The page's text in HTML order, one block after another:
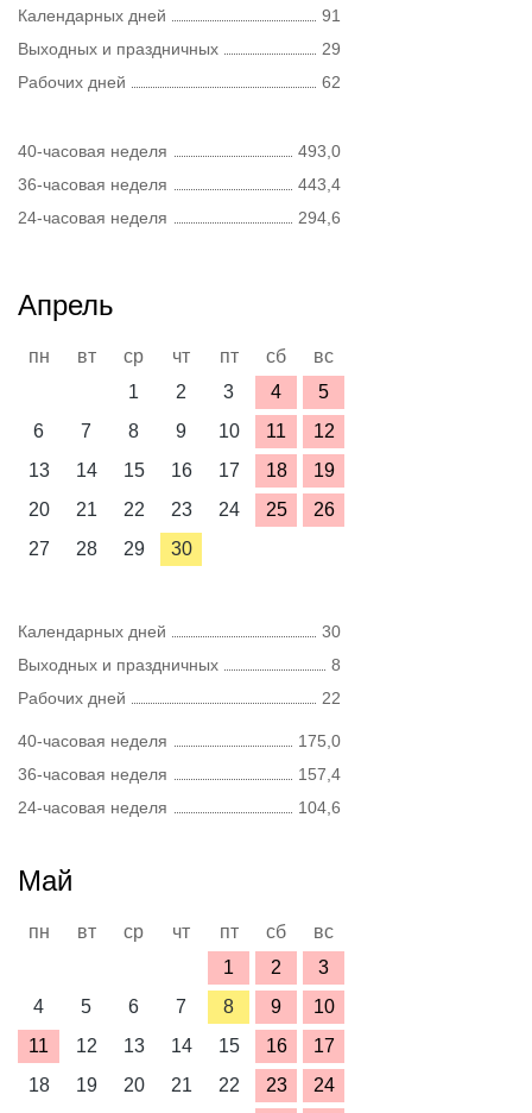
Календарных дней
91
Выходных и праздничных
29
Рабочих дней
62
40-часовая неделя
493,0
36-часовая неделя
443,4
24-часовая неделя
294,6
Апрель
пн вт ср чт пт сб
вс
1
2 3 4
5
6
7 8 9 10 11
12
13
14 15 16 17 18
19
20
21 22 23 24 25
26
27
28 29 30
Календарных дней
30
Выходных и праздничных
8
Рабочих дней
22
40-часовая неделя
175,0
36-часовая неделя
157,4
24-часовая неделя
104,6
Май
пн вт ср чт пт сб
вс
1
2
3
4
5 6 7 8 9
10
11
12 13 14 15 16
17
18
19 20 21 22 23
24